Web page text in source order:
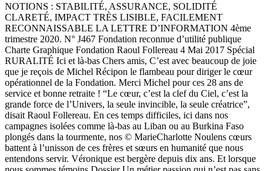
NOTIONS : STABILITÉ, ASSURANCE, SOLIDITÉ
CLARETÉ, IMPACT TRÈS LISIBLE, FACILEMENT
RECONNAISSABLE LA LETTRE D’INFORMATION 4ème
trimestre 2020. N° J467 Fondation reconnue d’utilité publique
Charte Graphique Fondation Raoul Follereau 4 Mai 2017 Spécial
RURALITÉ Ici et là-bas Chers amis, C’est avec beaucoup de joie
que je reçois de Michel Récipon le flambeau pour diriger le cœur
opérationnel de la Fondation. Merci Michel pour ces 28 ans de
service et bonne retraite ! “Le cœur, c’est la clef du Ciel, c’est la
grande force de l’Univers, la seule invincible, la seule créatrice”,
disait Raoul Follereau. En ces temps difficiles, ici dans nos
campagnes isolées comme là-bas au Liban ou au Burkina Faso
plongés dans la tourmente, nos © Marie­Charlotte Noulens cœurs
battent à l’unisson de ces frères et sœurs en humanité que nous
entendons servir. Véronique est bergère depuis dix ans. Et lorsque